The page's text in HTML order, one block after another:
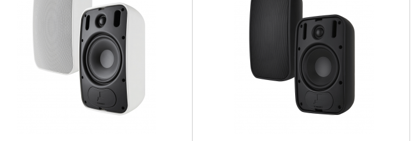
PS-S63T-W
IPX4
8Ω/70V/100V
Dimensions (HxLxP) : 309 x 191 x 174mm
IPX4
8Ω/70V/100V
Dimensions (HxLxP) : 256 x 162 x 144mm